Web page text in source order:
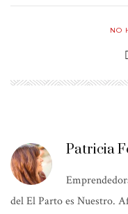
NO
Patricia
del El Parto es Nuestro.